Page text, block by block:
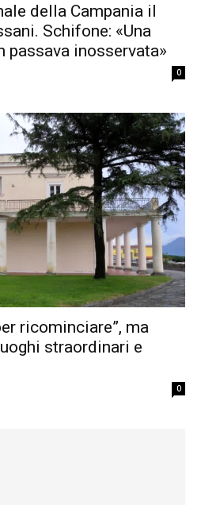
della Campania il
Schifone: «Una
passava inosservata»
0
ricominciare”, ma
straordinari e
0